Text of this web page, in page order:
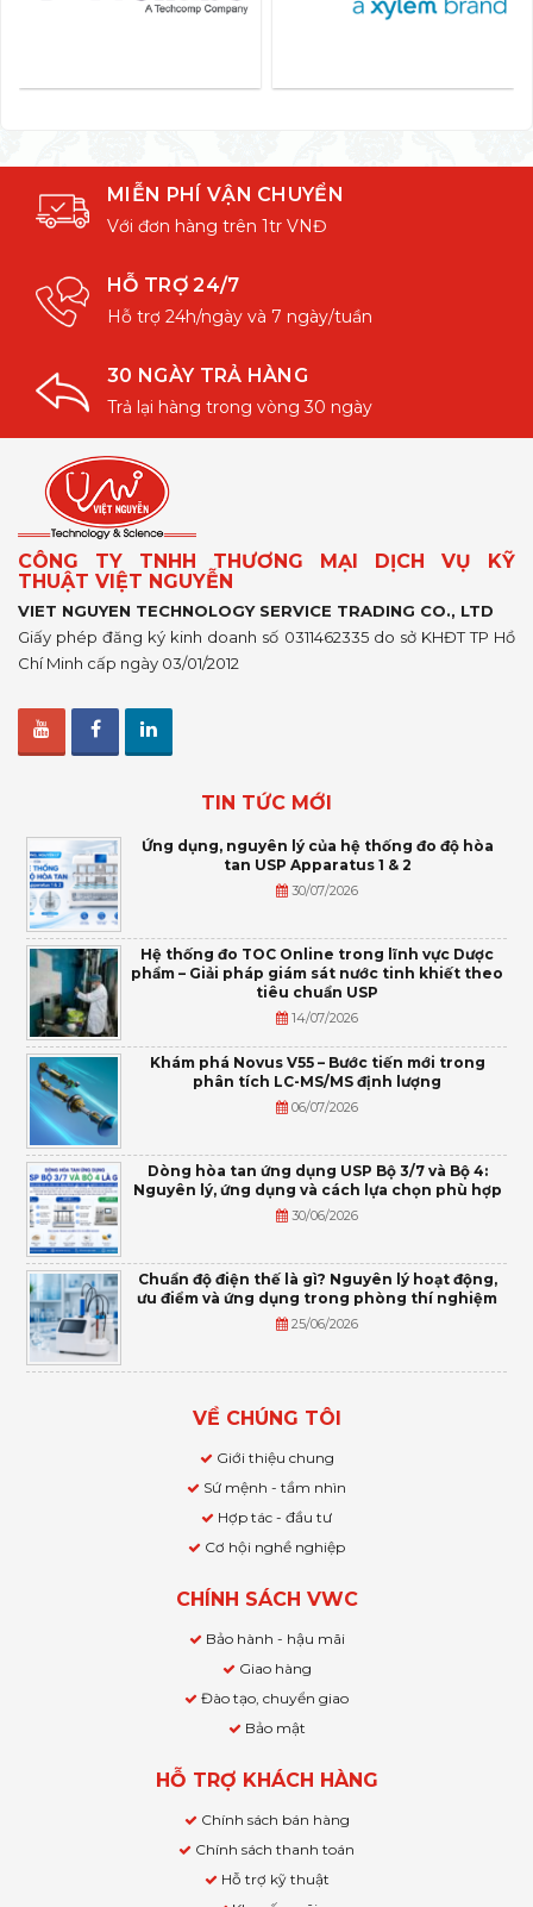
MIỄN PHÍ VẬN CHUYỂN
Với đơn hàng trên 1tr VNĐ
HỖ TRỢ 24/7
Hỗ trợ 24h/ngày và 7 ngày/tuần
30 NGÀY TRẢ HÀNG
Trả lại hàng trong vòng 30 ngày
CÔNG TY TNHH THƯƠNG MẠI DỊCH VỤ KỸ
THUẬT VIỆT NGUYỄN
VIET NGUYEN TECHNOLOGY SERVICE TRADING CO., LTD
Giấy phép đăng ký kinh doanh số 0311462335 do sở KHĐT TP Hồ
Chí Minh cấp ngày 03/01/2012
TIN TỨC MỚI
Ứng dụng, nguyên lý của hệ thống đo độ hòa
tan USP Apparatus 1 & 2
30/07/2026
Hệ thống đo TOC Online trong lĩnh vực Dược
phẩm – Giải pháp giám sát nước tinh khiết theo
tiêu chuẩn USP
14/07/2026
Khám phá Novus V55 – Bước tiến mới trong
phân tích LC-MS/MS định lượng
06/07/2026
Dòng hòa tan ứng dụng USP Bộ 3/7 và Bộ 4:
Nguyên lý, ứng dụng và cách lựa chọn phù hợp
30/06/2026
Chuẩn độ điện thế là gì? Nguyên lý hoạt động,
ưu điểm và ứng dụng trong phòng thí nghiệm
25/06/2026
VỀ CHÚNG TÔI
Giới thiệu chung
Sứ mệnh - tầm nhìn
Hợp tác - đầu tư
Cơ hội nghề nghiệp
CHÍNH SÁCH VWC
Bảo hành - hậu mãi
Giao hàng
Đào tạo, chuyển giao
Bảo mật
HỖ TRỢ KHÁCH HÀNG
Chính sách bán hàng
Chính sách thanh toán
Hỗ trợ kỹ thuật